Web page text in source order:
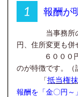
報酬が
当事務所
円、住所変更も併
６０００円
のが特徴です。
「抵当権
報酬を「金〇円～